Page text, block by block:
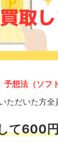
想法（ソフ
ただいた方全
て600